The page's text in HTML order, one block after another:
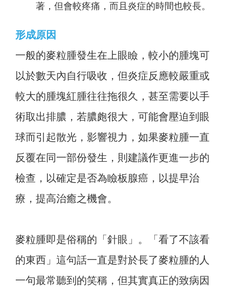
著，但會較疼痛，而且炎症的時間也較長。
形成原因
一般的麥粒腫發生在上眼瞼，較小的腫塊可
以於數天內自行吸收，但炎症反應較嚴重或
較大的腫塊紅腫往往拖很久，甚至需要以手
術取出排膿，若膿皰很大，可能會壓迫到眼
球而引起散光，影響視力，如果麥粒腫一直
反覆在同一部份發生，則建議作更進一步的
檢查，以確定是否為瞼板腺癌，以提早治
療，提高治癒之機會。
麥粒腫即是俗稱的「針眼」。「看了不該看
的東西」這句話一直是對於長了麥粒腫的人
一句最常聽到的笑稱，但其實真正的致病因